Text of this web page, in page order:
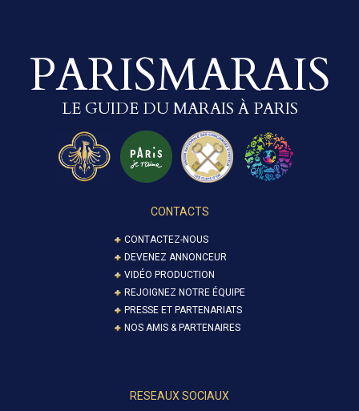
PARISMARAIS
LE GUIDE DU MARAIS À PARIS
CONTACTS
CONTACTEZ-NOUS
DEVENEZ ANNONCEUR
VIDÉO PRODUCTION
REJOIGNEZ NOTRE ÉQUIPE
PRESSE ET PARTENARIATS
NOS AMIS & PARTENAIRES
RESEAUX SOCIAUX